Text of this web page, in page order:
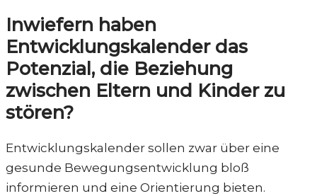
Inwiefern haben
Entwicklungskalender das
Potenzial, die Beziehung
zwischen Eltern und Kinder zu
stören?
Entwicklungskalender sollen zwar über eine
gesunde Bewegungsentwicklung bloß
informieren und eine Orientierung bieten.